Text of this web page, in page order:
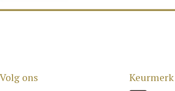
Volg ons Keurmerk